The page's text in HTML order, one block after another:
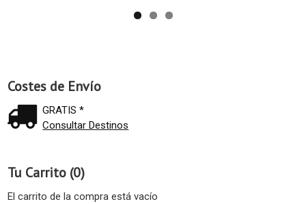
Costes de Envío
GRATIS *
Consultar Destinos
Tu Carrito (0)
El carrito de la compra está vacío